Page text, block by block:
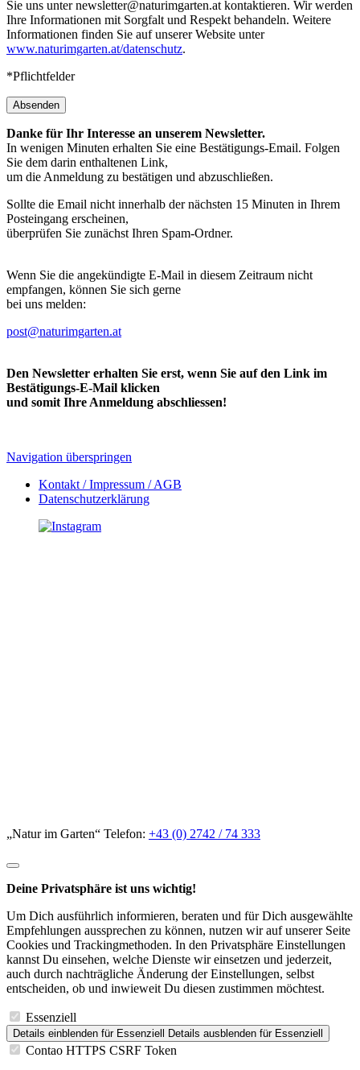
Sie uns unter newsletter@naturimgarten.at kontaktieren. Wir werden
Ihre Informationen mit Sorgfalt und Respekt behandeln. Weitere
Informationen finden Sie auf unserer Website unter
www.naturimgarten.at/datenschutz.
*Pflichtfelder
Absenden
Danke für Ihr Interesse an unserem Newsletter.
In wenigen Minuten erhalten Sie eine Bestätigungs-Email. Folgen
Sie dem darin enthaltenen Link,
um die Anmeldung zu bestätigen und abzuschließen.
Sollte die Email nicht innerhalb der nächsten 15 Minuten in Ihrem
Posteingang erscheinen,
überprüfen Sie zunächst Ihren Spam-Ordner.
Wenn Sie die angekündigte E-Mail in diesem Zeitraum nicht
empfangen, können Sie sich gerne
bei uns melden:
post@naturimgarten.at
Den Newsletter erhalten Sie erst, wenn Sie auf den Link im
Bestätigungs-E-Mail klicken
und somit Ihre Anmeldung abschliessen!
Navigation überspringen
Kontakt / Impressum / AGB
Datenschutzerklärung
„Natur im Garten“ Telefon: +43 (0) 2742 / 74 333
Deine Privatsphäre ist uns wichtig!
Um Dich ausführlich informieren, beraten und für Dich ausgewählte
Empfehlungen aussprechen zu können, nutzen wir auf unserer Seite
Cookies und Trackingmethoden. In den Privatsphäre Einstellungen
kannst Du einsehen, welche Dienste wir einsetzen und jederzeit,
auch durch nachträgliche Änderung der Einstellungen, selbst
entscheiden, ob und inwieweit Du diesen zustimmen möchtest.
Essenziell
Details einblenden für Essenziell Details ausblenden für Essenziell
Contao HTTPS CSRF Token